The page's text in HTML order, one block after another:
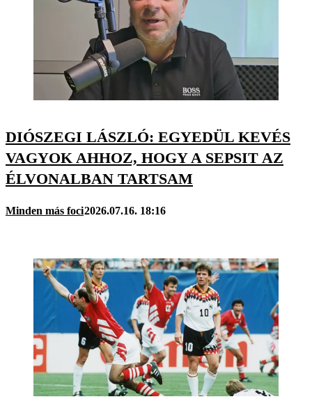
DIÓSZEGI LÁSZLÓ: EGYEDÜL KEVÉS
VAGYOK AHHOZ, HOGY A SEPSIT AZ
ÉLVONALBAN TARTSAM
Minden más foci2026.07.16. 18:16